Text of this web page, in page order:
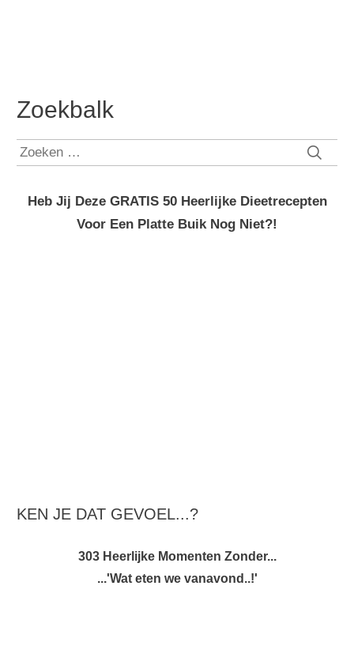
Zoekbalk
Zoeken
Heb Jij Deze GRATIS 50 Heerlijke Dieetrecepten
Voor Een Platte Buik Nog Niet?!
KEN JE DAT GEVOEL...?
303 Heerlijke Momenten Zonder...
...'Wat eten we vanavond..!'